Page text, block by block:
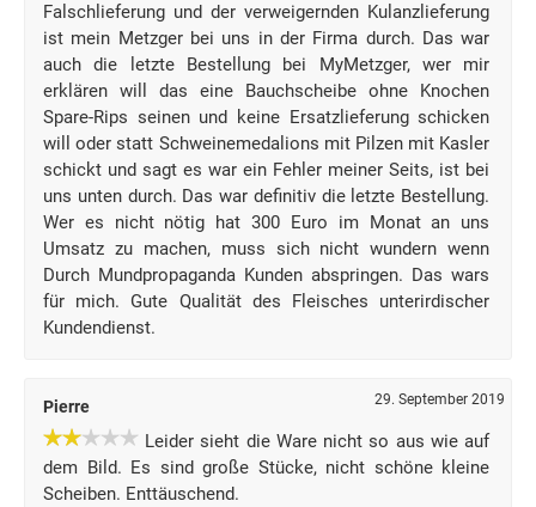
Falschlieferung und der verweigernden Kulanzlieferung
ist mein Metzger bei uns in der Firma durch. Das war
auch die letzte Bestellung bei MyMetzger, wer mir
erklären will das eine Bauchscheibe ohne Knochen
Spare-Rips seinen und keine Ersatzlieferung schicken
will oder statt Schweinemedalions mit Pilzen mit Kasler
schickt und sagt es war ein Fehler meiner Seits, ist bei
uns unten durch. Das war definitiv die letzte Bestellung.
Wer es nicht nötig hat 300 Euro im Monat an uns
Umsatz zu machen, muss sich nicht wundern wenn
Durch Mundpropaganda Kunden abspringen. Das wars
für mich. Gute Qualität des Fleisches unterirdischer
Kundendienst.
Pierre 29. September 2019
Leider sieht die Ware nicht so aus wie auf
dem Bild. Es sind große Stücke, nicht schöne kleine
Scheiben. Enttäuschend.